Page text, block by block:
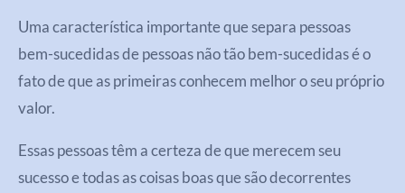
Uma característica importante que separa pessoas
bem-sucedidas de pessoas não tão bem-sucedidas é o
fato de que as primeiras conhecem melhor o seu próprio
valor.
Essas pessoas têm a certeza de que merecem seu
sucesso e todas as coisas boas que são decorrentes